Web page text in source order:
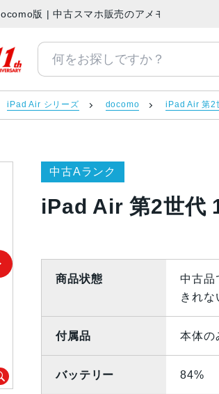
版 | 中古スマホ販売のアメモバマーケッ
iPad Air シリーズ docomo iPad Air 第2
中古Aランク
iPad Air 第2世代
商品状態
中古品
きれな
付属品 本体の
バッテリー 84%